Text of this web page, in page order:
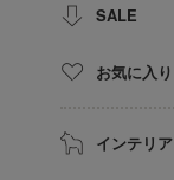
SALE
お気に入り
インテリア